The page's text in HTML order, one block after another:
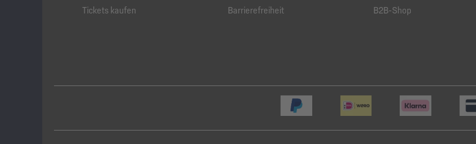
Tickets kaufen
Barrierefreiheit
B2B-Shop